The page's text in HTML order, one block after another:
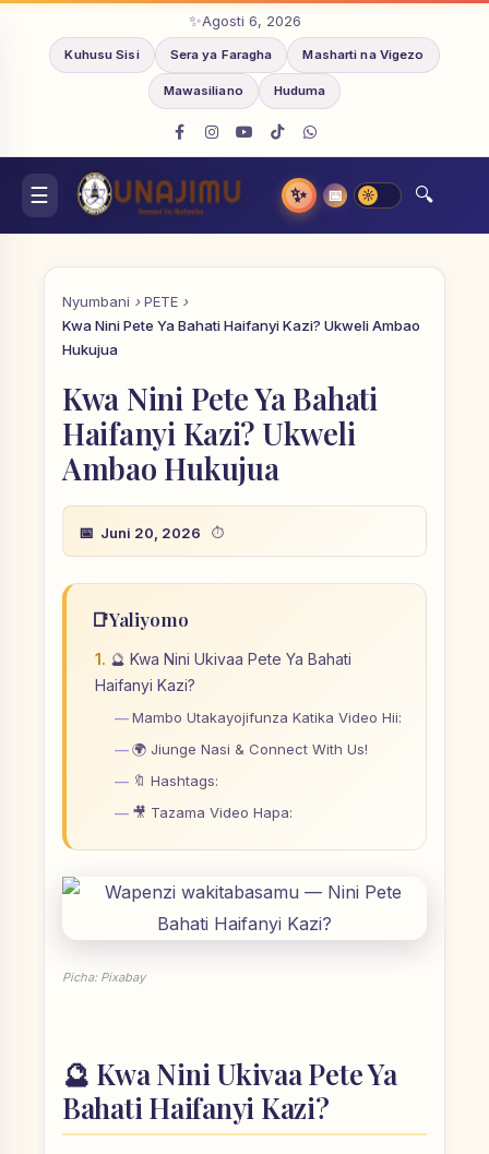
Agosti 6, 2026
Kuhusu Sisi Sera ya Faragha Masharti na Vigezo
Mawasiliano Huduma
✨ 📅
Nyumbani
PETE
Kwa Nini Pete Ya Bahati Haifanyi Kazi? Ukweli Ambao
Hukujua
Kwa Nini Pete Ya Bahati
Haifanyi Kazi? Ukweli
Ambao Hukujua
Juni 20, 2026
📑Yaliyomo
🔮 Kwa Nini Ukivaa Pete Ya Bahati
Haifanyi Kazi?
Mambo Utakayojifunza Katika Video Hii:
🌍 Jiunge Nasi & Connect With Us!
🔖 Hashtags:
🎥 Tazama Video Hapa:
Picha: Pixabay
🔮 Kwa Nini Ukivaa Pete Ya
Bahati Haifanyi Kazi?